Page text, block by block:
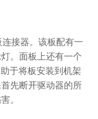
接器。该板配有一
。面板上还有一个
于将板安装到机架
先断开驱动器的所
。